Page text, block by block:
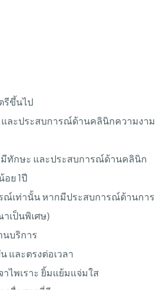
รีขึ้นไป
ละประสบการณ์ด้านคลินิกความงาม
ทักษะ และประสบการณ์ด้านคลินิก
ย 1ปี
ณ์เท่านั้น หากมีประสบการณ์ด้านการ
เป็นพิเศษ)
นบริการ
และตรงต่อเวลา
ไพเราะ ยิ้มแย้มแจ่มใส